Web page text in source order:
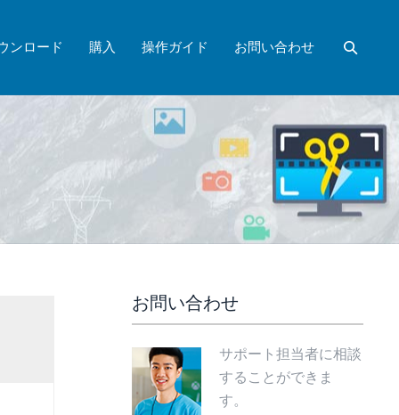
ンロード 購入 操作ガイド お問い合わせ
お問い合わせ
サポート担当者に相談
することができま
す。